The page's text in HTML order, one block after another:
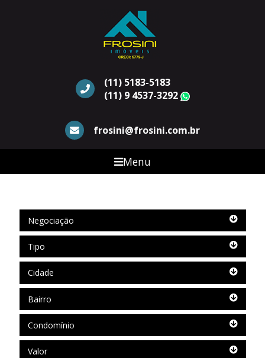
(11) 5183-5183
(11) 9 4537-3292
frosini@frosini.com.br
Menu
Negociação
Tipo
Cidade
Cidade
Bairro
Condomínio
Valor
Valor